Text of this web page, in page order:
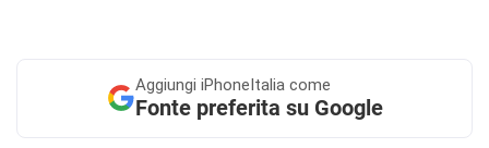
Aggiungi iPhoneItalia come
Fonte preferita su Google